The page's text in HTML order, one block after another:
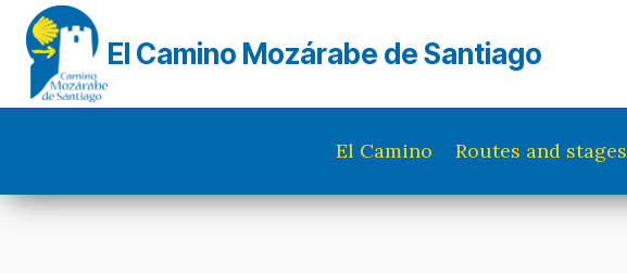
Skip
content
El Camino Mozárabe de Santiago
El Camino Routes and stages